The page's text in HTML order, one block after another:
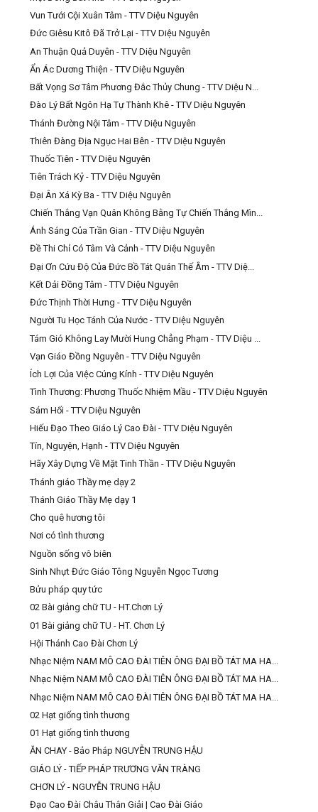
Vun Tưới Cội Xuân Tâm - TTV Diệu Nguyên
Đức Giêsu Kitô Đã Trở Lại - TTV Diệu Nguyên
An Thuận Quả Duyên - TTV Diệu Nguyên
Ẩn Ác Dương Thiện - TTV Diệu Nguyên
Bất Vọng Sơ Tâm Phương Đắc Thủy Chung - TTV Diệu N...
Đào Lý Bất Ngôn Hạ Tự Thành Khê - TTV Diệu Nguyên
Thánh Đường Nội Tâm - TTV Diệu Nguyên
Thiên Đàng Địa Ngục Hai Bên - TTV Diệu Nguyên
Thuốc Tiên - TTV Diệu Nguyên
Tiên Trách Kỷ - TTV Diệu Nguyên
Đại Ân Xá Kỳ Ba - TTV Diệu Nguyên
Chiến Thắng Vạn Quân Không Bằng Tự Chiến Thắng Mìn...
Ánh Sáng Của Trần Gian - TTV Diệu Nguyên
Đề Thi Chỉ Có Tâm Và Cảnh - TTV Diệu Nguyên
Đại Ơn Cứu Độ Của Đức Bồ Tát Quán Thế Âm - TTV Diệ...
Kết Dải Đồng Tâm - TTV Diệu Nguyên
Đức Thịnh Thời Hưng - TTV Diệu Nguyên
Người Tu Học Tánh Của Nước - TTV Diệu Nguyên
Tám Gió Không Lay Mười Hung Chẳng Phạm - TTV Diệu ...
Vạn Giáo Đồng Nguyên - TTV Diệu Nguyên
Ích Lợi Của Việc Cúng Kính - TTV Diệu Nguyên
Tình Thương: Phương Thuốc Nhiệm Mầu - TTV Diệu Nguyên
Sám Hối - TTV Diệu Nguyên
Hiếu Đạo Theo Giáo Lý Cao Đài - TTV Diệu Nguyên
Tín, Nguyện, Hạnh - TTV Diệu Nguyên
Hãy Xây Dựng Về Mặt Tinh Thần - TTV Diệu Nguyên
Thánh giáo Thầy mẹ dạy 2
Thánh Giáo Thầy Mẹ dạy 1
Cho quê hương tôi
Nơi có tình thương
Nguồn sống vô biên
Sinh Nhựt Đức Giáo Tông Nguyễn Ngọc Tương
Bửu pháp quy tức
02 Bài giảng chữ TU - HT.Chơn Lý
01 Bài giảng chữ TU - HT. Chơn Lý
Hội Thánh Cao Đài Chơn Lý
Nhạc Niệm NAM MÔ CAO ĐÀI TIÊN ÔNG ĐẠI BỒ TÁT MA HA...
Nhạc Niệm NAM MÔ CAO ĐÀI TIÊN ÔNG ĐẠI BỒ TÁT MA HA...
Nhạc Niệm NAM MÔ CAO ĐÀI TIÊN ÔNG ĐẠI BỒ TÁT MA HA...
02 Hạt giống tình thương
01 Hạt giống tình thương
ĂN CHAY - Bảo Pháp NGUYỄN TRUNG HẬU
GIÁO LÝ - TIẾP PHÁP TRƯƠNG VĂN TRÀNG
CHƠN LÝ - NGUYỄN TRUNG HẬU
Đạo Cao Đài Châu Thân Giải | Cao Đài Giáo